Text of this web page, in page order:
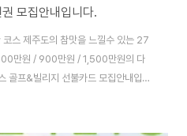
모집안내입니다.
스 제주도의 참맛을 느낄수 있는 27
만원 / 900만원 / 1,500만원의 다
골프&빌리지 선불카드 모집안내입니
니다. ※ 타미우스 골프&빌리지 위치